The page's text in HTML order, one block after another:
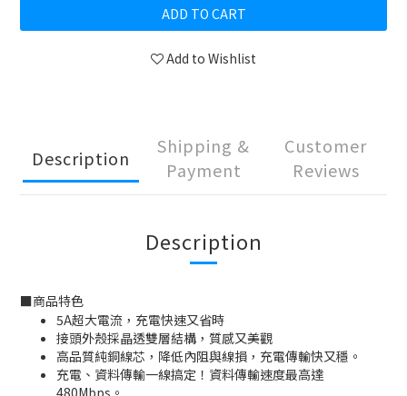
ADD TO CART
Add to Wishlist
Description
Shipping &
Payment
Customer
Reviews
Description
■商品特色
5A超大電流，充電快速又省時
接頭外殼採晶透雙層結構，質感又美觀
高品質純銅線芯，降低內阻與線損，充電傳輸快又穩。
充電、資料傳輸一線搞定！資料傳輸速度最高達
480Mbps。